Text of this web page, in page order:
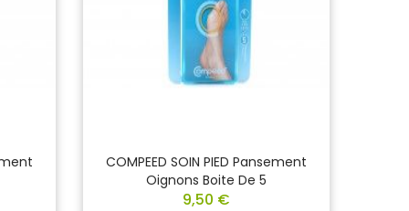
COMPEED SOIN PIED Pansement
Oignons Boite De 5
9,50 €